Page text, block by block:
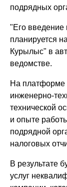
подрядных
"Его введение
планируется
Курылыс" в
ведомстве.
На платформе
инженерно-
технической
и опыте
подрядной
налоговых
В результате
услуг